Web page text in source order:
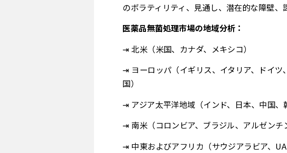
のボラティリティ、見通し、潜在的な障壁、
医薬品無菌処理市場の地域分析：
⇥ 北米（米国、カナダ、メキシコ）
⇥ ヨーロッパ（イギリス、イタリア、ドイ
国）
⇥ アジア太平洋地域（インド、日本、中国、
⇥ 南米（コロンビア、ブラジル、アルゼンチ
⇥ 中東およびアフリカ（サウジアラビア、